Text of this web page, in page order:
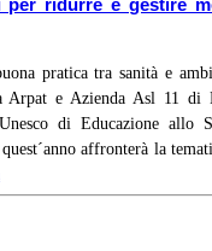
per ridurre e gestire
pratica tra sanità e
Arpat e Azienda Asl 11 di
di Educazione allo
affronterà la